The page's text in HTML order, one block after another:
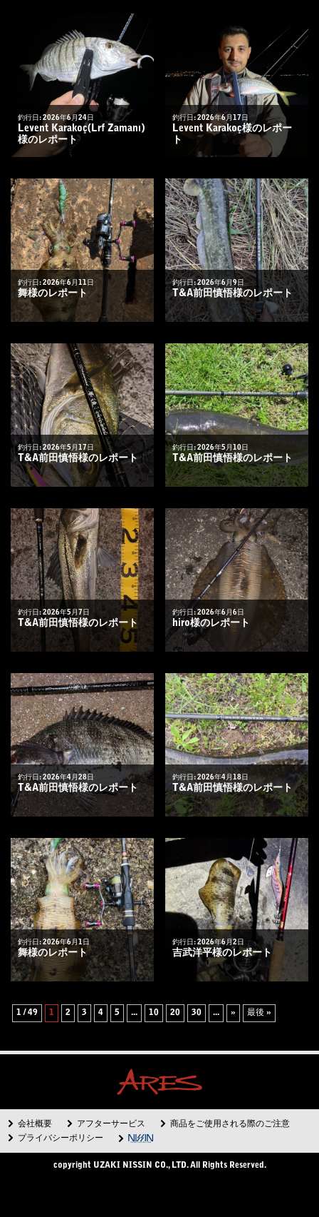
釣行日: 2026年6月24日
Levent Karakoç(Lrf Zamanı)
様のレポート
釣行日: 2026年6月17日
Levent Karakoç様のレポー
ト
釣行日: 2026年6月11日
舞様のレポート
釣行日: 2026年6月9日
T&A前田慎悟様のレポート
釣行日: 2026年5月17日
T&A前田慎悟様のレポート
釣行日: 2026年5月10日
T&A前田慎悟様のレポート
釣行日: 2026年5月7日
T&A前田慎悟様のレポート
釣行日: 2026年6月6日
hiro様のレポート
釣行日: 2026年4月28日
T&A前田慎悟様のレポート
釣行日: 2026年4月18日
T&A前田慎悟様のレポート
釣行日: 2026年6月1日
舞様のレポート
釣行日: 2026年6月2日
吉武洋平様のレポート
1 / 49 1 2 3 4 5 ... 10 20 30 ... » 最後 »
会社概要 アフターサービス
商品をご使用される際のご注意
プライバシーポリシー
copyright UZAKI NISSIN CO., LTD. All Rights Reserved.